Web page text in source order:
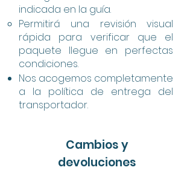
indicada en la guía.
Permitirá una revisión visual
rápida para verificar que el
paquete llegue en perfectas
condiciones.
Nos acogemos completamente
a la política de entrega del
transportador.
Cambios y
devoluciones